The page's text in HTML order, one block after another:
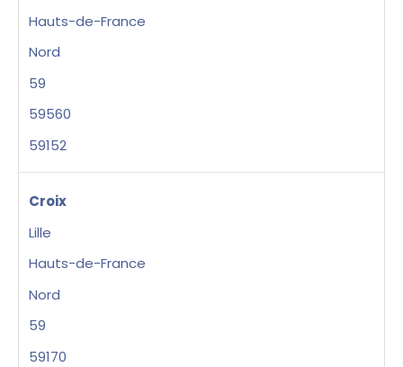
Hauts-de-France
Nord
59
59560
59152
Croix
Lille
Hauts-de-France
Nord
59
59170